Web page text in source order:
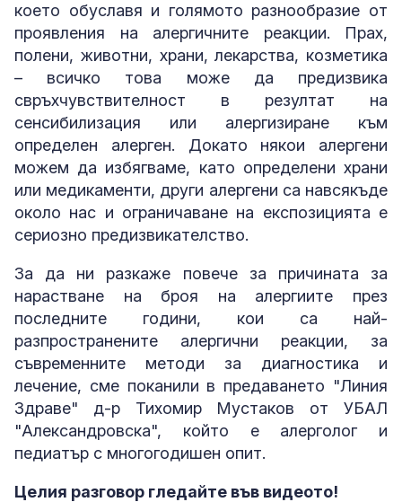
което обуславя и голямото разнообразие от
проявления на алергичните реакции. Прах,
полени, животни, храни, лекарства, козметика
– всичко това може да предизвика
свръхчувствителност в резултат на
сенсибилизация или алергизиране към
определен алерген. Докато някои алергени
можем да избягваме, като определени храни
или медикаменти, други алергени са навсякъде
около нас и ограничаване на експозицията е
сериозно предизвикателство.
За да ни разкаже повече за причината за
нарастване на броя на алергиите през
последните години, кои са най-
разпространените алергични реакции, за
съвременните методи за диагностика и
лечение, сме поканили в предаването "Линия
Здраве" д-р Тихомир Мустаков от УБАЛ
"Александровска", който е алерголог и
педиатър с многогодишен опит.
Целия разговор гледайте във видеото!